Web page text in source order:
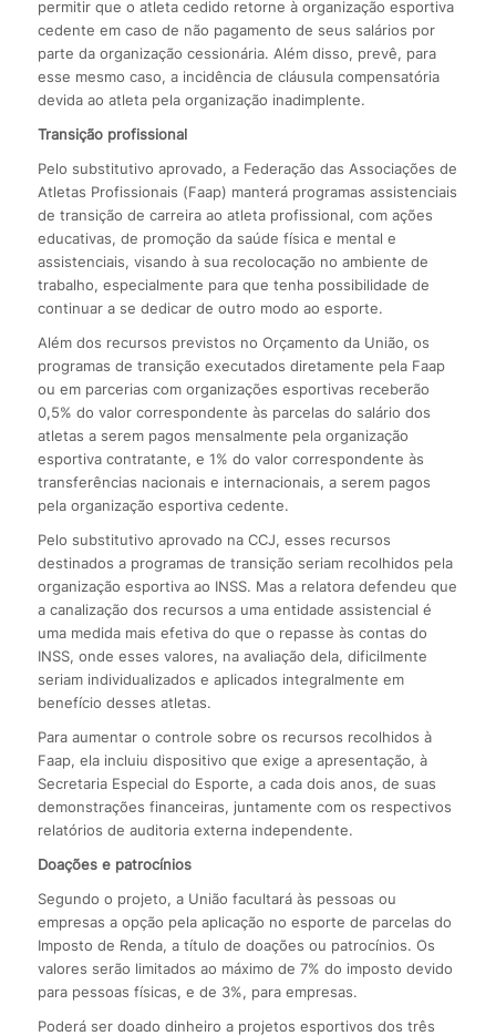
permitir que o atleta cedido retorne à organização esportiva
cedente em caso de não pagamento de seus salários por
parte da organização cessionária. Além disso, prevê, para
esse mesmo caso, a incidência de cláusula compensatória
devida ao atleta pela organização inadimplente.
Transição profissional
Pelo substitutivo aprovado, a Federação das Associações de
Atletas Profissionais (Faap) manterá programas assistenciais
de transição de carreira ao atleta profissional, com ações
educativas, de promoção da saúde física e mental e
assistenciais, visando à sua recolocação no ambiente de
trabalho, especialmente para que tenha possibilidade de
continuar a se dedicar de outro modo ao esporte.
Além dos recursos previstos no Orçamento da União, os
programas de transição executados diretamente pela Faap
ou em parcerias com organizações esportivas receberão
0,5% do valor correspondente às parcelas do salário dos
atletas a serem pagos mensalmente pela organização
esportiva contratante, e 1% do valor correspondente às
transferências nacionais e internacionais, a serem pagos
pela organização esportiva cedente.
Pelo substitutivo aprovado na CCJ, esses recursos
destinados a programas de transição seriam recolhidos pela
organização esportiva ao INSS. Mas a relatora defendeu que
a canalização dos recursos a uma entidade assistencial é
uma medida mais efetiva do que o repasse às contas do
INSS, onde esses valores, na avaliação dela, dificilmente
seriam individualizados e aplicados integralmente em
benefício desses atletas.
Para aumentar o controle sobre os recursos recolhidos à
Faap, ela incluiu dispositivo que exige a apresentação, à
Secretaria Especial do Esporte, a cada dois anos, de suas
demonstrações financeiras, juntamente com os respectivos
relatórios de auditoria externa independente.
Doações e patrocínios
Segundo o projeto, a União facultará às pessoas ou
empresas a opção pela aplicação no esporte de parcelas do
Imposto de Renda, a título de doações ou patrocínios. Os
valores serão limitados ao máximo de 7% do imposto devido
para pessoas físicas, e de 3%, para empresas.
Poderá ser doado dinheiro a projetos esportivos dos três